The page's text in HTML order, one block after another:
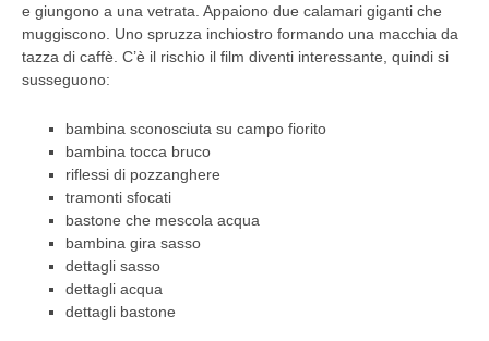
e giungono a una vetrata. Appaiono due calamari giganti che
muggiscono. Uno spruzza inchiostro formando una macchia da
tazza di caffè. C’è il rischio il film diventi interessante, quindi si
susseguono:
bambina sconosciuta su campo fiorito
bambina tocca bruco
riflessi di pozzanghere
tramonti sfocati
bastone che mescola acqua
bambina gira sasso
dettagli sasso
dettagli acqua
dettagli bastone